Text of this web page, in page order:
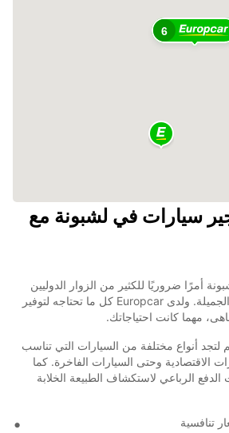
6
سيارات في لشبونة مع
أمرًا ضروريًا للكثير من الزوار الدوليين
القادمين إلى هذه المدينة الجميلة. ولدى Europcar كل ما تحتاجه لتوفير
مهما كانت احتياجاتك.
لتجد أنواع مختلفة من السيارات التي تناسب
الاقتصادية وحتى السيارات الفاخرة. كما
الدفع الرباعي لاستكشاف الطبيعة الخلابة
تنافسية